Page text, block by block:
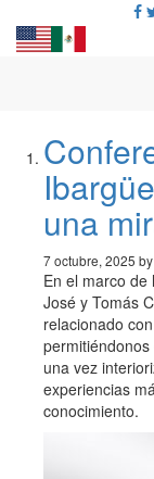
una
7 octubre, 2025
En el marco de
José y Tomás
relacionado
una vez
experiencias
conocimiento.